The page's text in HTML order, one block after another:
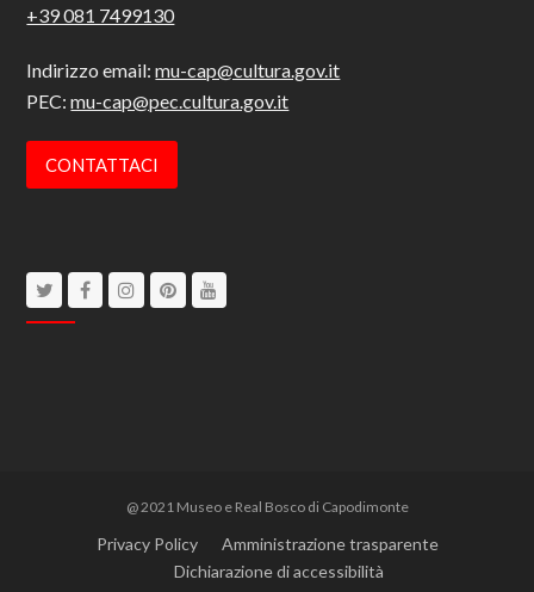
+39 081 7499130
Indirizzo email:mu-cap@cultura.gov.it
PEC:mu-cap@pec.cultura.gov.it
CONTATTACI
TwitterFacebookInstagram
Pinterest
@ 2021 Museo e Real Bosco di Capodimonte
Privacy Policy
Amministrazione trasparente
Dichiarazione di accessibilità